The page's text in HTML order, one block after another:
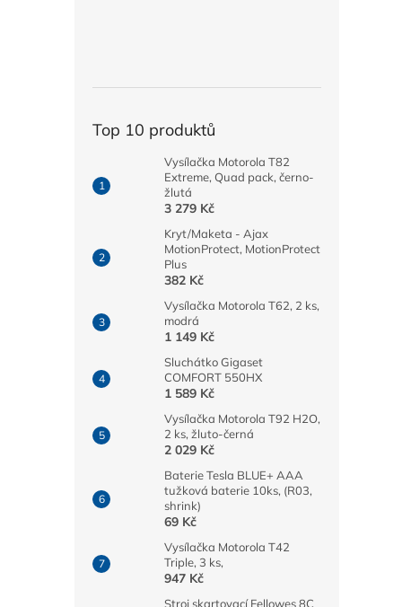
Top 10 produktů
Vysílačka Motorola T82
Extreme, Quad pack, černo-
žlutá
3 279 Kč
Kryt/Maketa - Ajax
MotionProtect, MotionProtect
Plus
382 Kč
Vysílačka Motorola T62, 2 ks,
modrá
1 149 Kč
Sluchátko Gigaset
COMFORT 550HX
1 589 Kč
Vysílačka Motorola T92 H2O,
2 ks, žluto-černá
2 029 Kč
Baterie Tesla BLUE+ AAA
tužková baterie 10ks, (R03,
shrink)
69 Kč
Vysílačka Motorola T42
Triple, 3 ks,
947 Kč
Stroj skartovací Fellowes 8C